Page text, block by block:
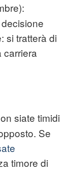
si tratterà di
carriera
siate timidi
Se
timore di